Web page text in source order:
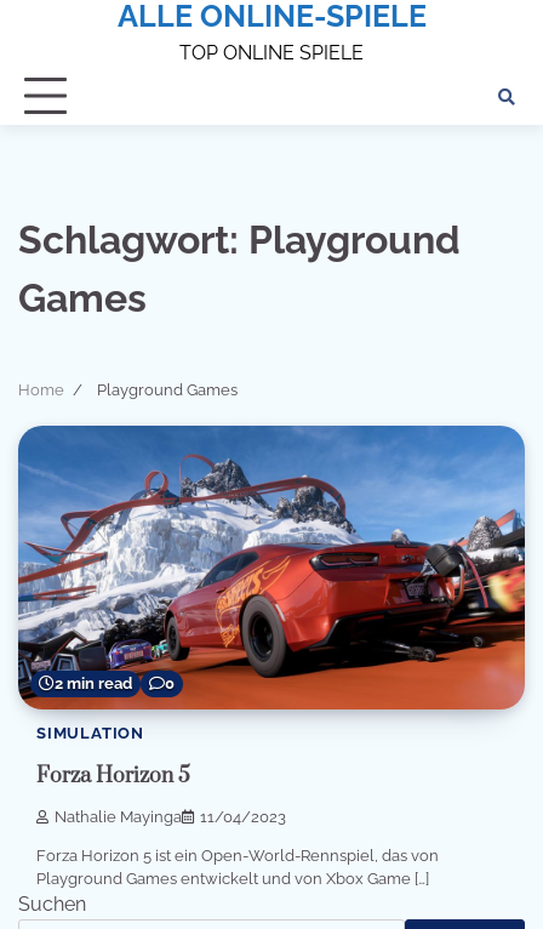
ALLE ONLINE-SPIELE
TOP ONLINE SPIELE
Schlagwort: Playground
Games
Home Playground Games
2 min read 0
SIMULATION
Forza Horizon 5
Nathalie Mayinga 11/04/2023
Forza Horizon 5 ist ein Open-World-Rennspiel, das von
Playground Games entwickelt und von Xbox Game […]
Suchen